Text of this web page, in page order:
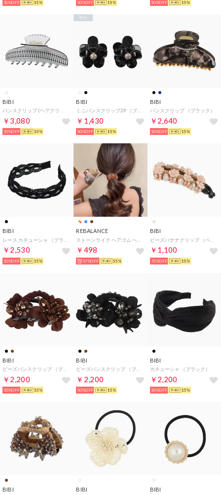
50%OFF 15% 50%OFF 15% 50%OFF 15%
BIBI
￥3,080
50%OFF 15%
BIBI
￥1,430
予約
50%OFF 15%
BIBI
バンスクリップ （ブラック）
￥2,640
50%OFF 15%
BIBI
￥2,530
50%OFF 15%
REBALANCE
￥498
57%OFF 15%
BIBI
ビーズバナナクリップ （ベージュ系）
￥1,100
73%OFF 15%
BIBI
￥2,200
50%OFF 15%
BIBI
￥2,200
50%OFF 15%
BIBI
カチューシャ （ブラック）
￥2,200
50%OFF 15%
BIBI BIBI BIBI